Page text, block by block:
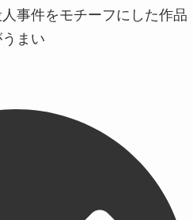
事件をモチーフにした作品
まい